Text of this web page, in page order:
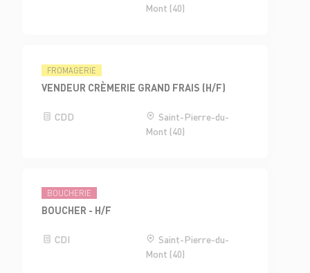
Mont (40)
FROMAGERIE
VENDEUR CRÈMERIE GRAND FRAIS (H/F)
CDD
Saint-Pierre-du-
Mont (40)
BOUCHERIE
BOUCHER - H/F
CDI
Saint-Pierre-du-
Mont (40)